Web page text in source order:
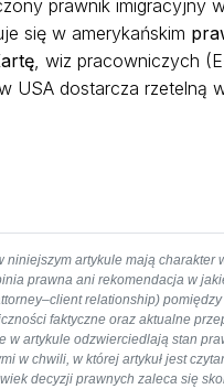
prawnik imigracyjny
się w amerykańskim
, wiz pracowniczych
USA dostarcza rzetelną
niniejszym artykule mają
prawna ani rekomendacja w
relationship)
faktyczne oraz aktualne
w artykule odzwierciedlają stan
w chwili, w której artykuł jest
decyzji prawnych zaleca się